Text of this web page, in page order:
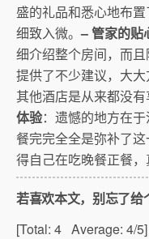
盛的礼品和悉心地布
细致入微。– 管家的贴
细介绍整个房间，而
提供了不少建议，大
其他酒店是从来都没
体验：遗憾的地方在
餐完完全全是弥补了
得自己在吃晚餐正餐，
若喜欢本文，别忘了给
[Total: 4 Average: 4/5]